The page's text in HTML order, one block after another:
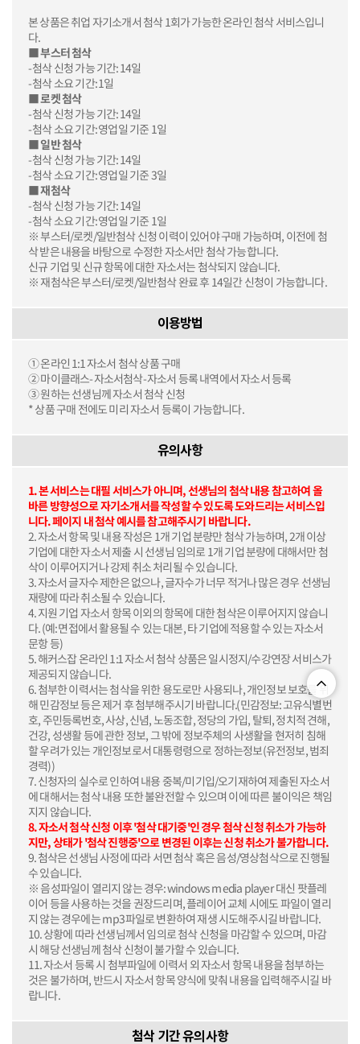
본 상품은 취업 자기소개서 첨삭 1회가 가능한 온라인 첨삭 서비스입니
다.
■ 부스터 첨삭
-첨삭 신청 가능 기간: 14일
-첨삭 소요 기간: 1일
■ 로켓 첨삭
-첨삭 신청 가능 기간: 14일
-첨삭 소요 기간: 영업일 기준 1일
■ 일반 첨삭
-첨삭 신청 가능 기간: 14일
-첨삭 소요 기간: 영업일 기준 3일
■ 재첨삭
-첨삭 신청 가능 기간: 14일
-첨삭 소요 기간: 영업일 기준 1일
※ 부스터/로켓/일반첨삭 신청 이력이 있어야 구매 가능하며, 이전에 첨
삭 받은 내용을 바탕으로 수정한 자소서만 첨삭 가능합니다.
신규 기업 및 신규 항목에 대한 자소서는 첨삭되지 않습니다.
※ 재첨삭은 부스터/로켓/일반첨삭 완료 후 14일간 신청이 가능합니다.
이용방법
① 온라인 1:1 자소서 첨삭 상품 구매
② 마이클래스-자소서첨삭-자소서 등록 내역에서 자소서 등록
③ 원하는 선생님께 자소서 첨삭 신청
* 상품 구매 전에도 미리 자소서 등록이 가능합니다.
유의사항
1. 본 서비스는 대필 서비스가 아니며, 선생님의 첨삭 내용 참고하여 올
바른 방향성으로 자기소개서를 작성할 수 있도록 도와드리는 서비스입
니다. 페이지 내 첨삭 예시를 참고해주시기 바랍니다.
2. 자소서 항목 및 내용 작성은 1개 기업 분량만 첨삭 가능하며, 2개 이상
기업에 대한 자소서 제출 시 선생님 임의로 1개 기업 분량에 대해서만 첨
삭이 이루어지거나 강제 취소 처리될 수 있습니다.
3. 자소서 글자수 제한은 없으나, 글자수가 너무 적거나 많은 경우 선생님
재량에 따라 취소될 수 있습니다.
4. 지원 기업 자소서 항목 이외의 항목에 대한 첨삭은 이루어지지 않습니
다. (예: 면접에서 활용될 수 있는 대본, 타 기업에 적용할 수 있는 자소서
문항 등)
5. 해커스잡 온라인 1:1 자소서 첨삭 상품은 일시정지/수강연장 서비스가
제공되지 않습니다.
6. 첨부한 이력서는 첨삭을 위한 용도로만 사용되나, 개인정보 보호를 위
해 민감정보 등은 제거 후 첨부해주시기 바랍니다.(민감정보: 고유식별번
호, 주민등록번호, 사상, 신념, 노동조합, 정당의 가입, 탈퇴, 정치적 견해,
건강, 성생활 등에 관한 정보, 그 밖에 정보주체의 사생활을 현저히 침해
할 우려가 있는 개인정보로서 대통령령으로 정하는정보(유전정보, 범죄
경력))
7. 신청자의 실수로 인하여 내용 중복/미기입/오기재하여 제출된 자소서
에 대해서는 첨삭 내용 또한 불완전할 수 있으며 이에 따른 불이익은 책임
지지 않습니다.
8. 자소서 첨삭 신청 이후 '첨삭 대기중'인 경우 첨삭 신청 취소가 가능하
지만, 상태가 '첨삭 진행중'으로 변경된 이후는 신청 취소가 불가합니다.
9. 첨삭은 선생님 사정에 따라 서면 첨삭 혹은 음성/영상첨삭으로 진행될
수 있습니다.
※ 음성파일이 열리지 않는 경우: windows media player 대신 팟플레
이어 등을 사용하는 것을 권장드리며, 플레이어 교체 시에도 파일이 열리
지 않는 경우에는 mp3파일로 변환하여 재생 시도해주시길 바랍니다.
10. 상황에 따라 선생님께서 임의로 첨삭 신청을 마감할 수 있으며, 마감
시 해당 선생님께 첨삭 신청이 불가할 수 있습니다.
11. 자소서 등록 시 첨부파일에 이력서 외 자소서 항목 내용을 첨부하는
것은 불가하며, 반드시 자소서 항목 양식에 맞춰 내용을 입력해주시길 바
랍니다.
첨삭 기간 유의사항